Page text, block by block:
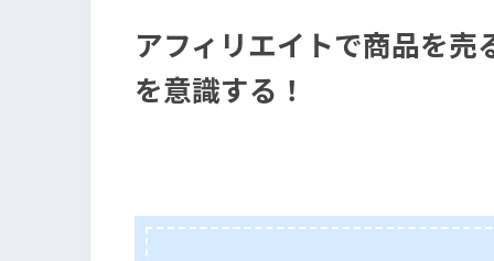
アフィリエイトで商品を
を意識する！